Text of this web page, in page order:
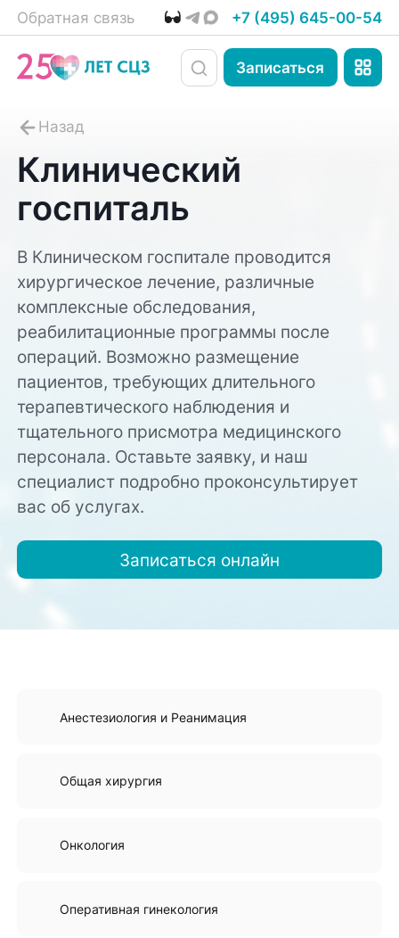
Обратная связь +7 (495) 645-00-54
Записаться
Клинический
госпиталь
В Клиническом госпитале проводится
хирургическое лечение, различные
комплексные обследования,
реабилитационные программы после
операций. Возможно размещение
пациентов, требующих длительного
терапевтического наблюдения и
тщательного присмотра медицинского
персонала. Оставьте заявку, и наш
специалист подробно проконсультирует
вас об услугах.
Записаться онлайн
Анестезиология и Реанимация
Общая хирургия
Онкология
Оперативная гинекология